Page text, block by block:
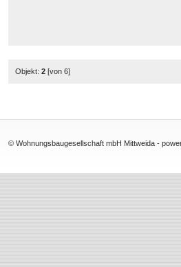
Objekt: 2 [von 6]
© Wohnungsbaugesellschaft mbH Mittweida -